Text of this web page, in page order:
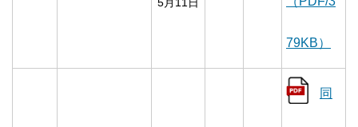
5月11日
79KB）
同